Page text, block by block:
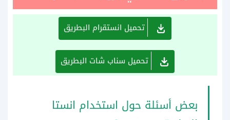
تحميل انستقرام البطريق
تحميل سناب شات البطريق
بعض أسئلة حول استخدام انستا